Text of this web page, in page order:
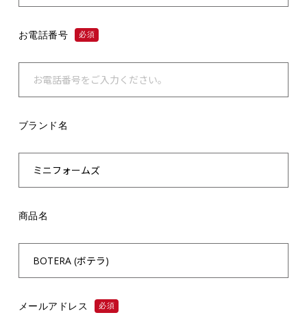
お電話番号 必須
ブランド名
商品名
メールアドレス 必須